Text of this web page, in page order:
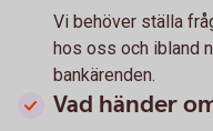
Vi behöver ställa
hos oss och ibland
bankärenden.
Vad händer